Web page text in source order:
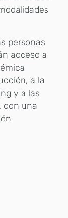
personas
acceso a
a la
y a las
con una